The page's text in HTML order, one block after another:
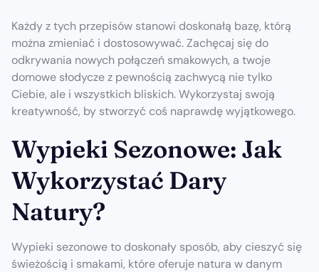
Każdy z tych przepisów stanowi doskonałą bazę, którą
można zmieniać i dostosowywać. Zachęcaj się do
odkrywania nowych połączeń smakowych, a twoje
domowe słodycze z pewnością zachwycą nie tylko
Ciebie, ale i wszystkich bliskich. Wykorzystaj swoją
kreatywność, by stworzyć coś naprawdę wyjątkowego.
Wypieki Sezonowe: Jak
Wykorzystać Dary
Natury?
Wypieki sezonowe to doskonały sposób, aby cieszyć się
świeżością i smakami, które oferuje natura w danym